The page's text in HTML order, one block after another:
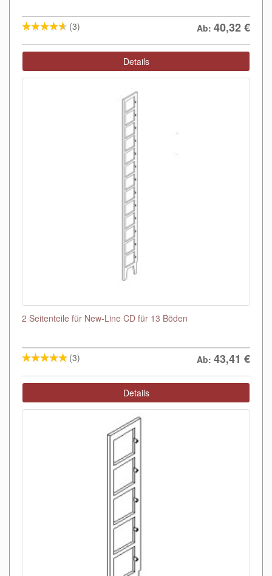
(3) Ab: 40,32€
Details
2 Seitenteile für New-Line CD für 13 Böden
(3) Ab: 43,41 €
Details